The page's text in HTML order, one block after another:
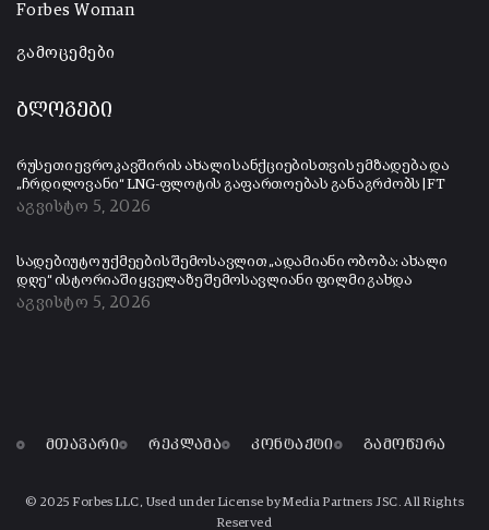
Forbes Woman
გამოცემები
ბლოგები
რუსეთი ევროკავშირის ახალი სანქციებისთვის ემზადება და
„ჩრდილოვანი“ LNG-ფლოტის გაფართოებას განაგრძობს | FT
აგვისტო 5, 2026
სადებიუტო უქმეების შემოსავლით „ადამიანი ობობა: ახალი
დღე“ ისტორიაში ყველაზე შემოსავლიანი ფილმი გახდა
აგვისტო 5, 2026
მთავარი რეკლამა კონტაქტი გამოწერა
© 2025 Forbes LLC, Used under License by Media Partners JSC. All Rights
Reserved